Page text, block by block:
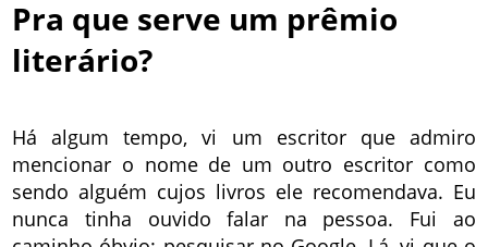
Pra que serve um prêmio
literário?
Há algum tempo, vi um escritor que admiro
mencionar o nome de um outro escritor como
sendo alguém cujos livros ele recomendava. Eu
nunca tinha ouvido falar na pessoa. Fui ao